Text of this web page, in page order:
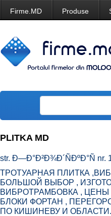
Firme.MD Produse
PLITKA MD
str. Ð—Ð°Ð²Ð¾Ð´ÑÐºÐ°Ñ nr.
ТРОТУАРНАЯ ПЛИТКА
БОЛЬШОЙ ВЫБОР ,
ВИБРОТРАМБОВКА ,
БЛОКИ ФОРТАН ,
ПО КИШИНЕВУ И ОБЛАСТИ.